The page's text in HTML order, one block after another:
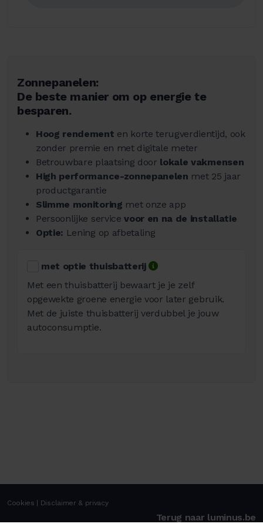
Zonnepanelen:
De beste manier om op energie te
besparen.
Hoog rendement en korte terugverdientijd, ook
zonder premie en met digitale meter
Betrouwbare plaatsing door lokale vakmensen
High performance-zonnepanelen met 25 jaar
productgarantie
Slimme monitoring met onze app
Persoonlijke servicevoor en na de installatie
Optie: Lening op afbetaling
met optie thuisbatterij
Met een thuisbatterij bewaart je je zelf
opgewekte groene energie voor later gebruik.
Met de juiste thuisbatterij verdubbel je jouw
autoconsumptie.
Cookies Disclaimer & privacy
Terug naar luminus.be